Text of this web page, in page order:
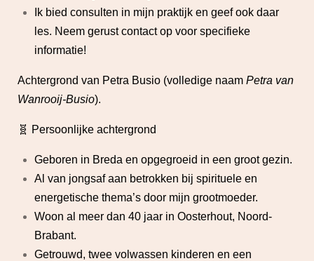
Ik bied consulten in mijn praktijk en geef ook daar
les. Neem gerust contact op voor specifieke
informatie!
Achtergrond van Petra Busio (volledige naam Petra van
Wanrooij-Busio).
🧬 Persoonlijke achtergrond
Geboren in Breda en opgegroeid in een groot gezin.
Al van jongsaf aan betrokken bij spirituele en
energetische thema’s door mijn grootmoeder.
Woon al meer dan 40 jaar in Oosterhout, Noord-
Brabant.
Getrouwd, twee volwassen kinderen en een